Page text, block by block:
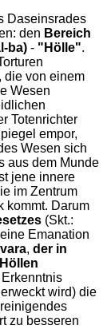
Daseinsrades
den Bereich
ba) - "Hölle".
die von einem
Wesen
Totenrichter
empor,
Wesen sich
aus dem Munde
jene innere
im Zentrum
kommt. Darum
(Skt.:
Emanation
, der in
wird) die
zu besseren